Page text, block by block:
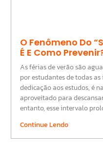
O Fenômeno Do
É E Como
As férias de verão são
por estudantes de todas as
dedicação aos estudos, é
aproveitado para
entanto, esse intervalo
Continue Lendo